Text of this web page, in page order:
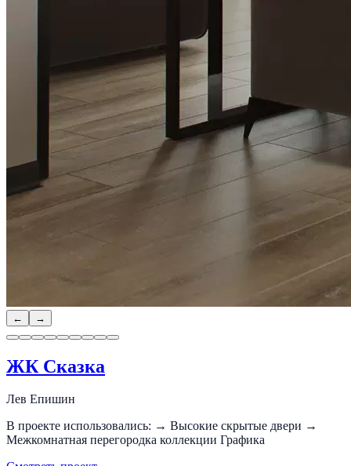
← →
ЖК Сказка
Лев Епишин
В проекте использовались: → Высокие скрытые двери →
Межкомнатная перегородка коллекции Графика